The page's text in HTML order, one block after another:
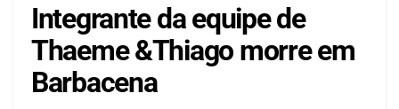
Integrante da equipe de
Thaeme &Thiago morre em
Barbacena